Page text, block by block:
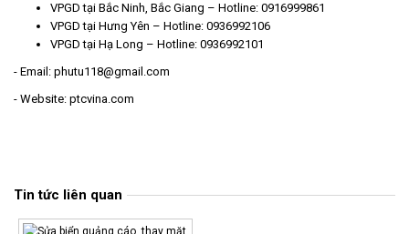
VPGD tại Bắc Ninh, Bắc Giang – Hotline: 0916999861
VPGD tại Hưng Yên – Hotline: 0936992106
VPGD tại Hạ Long – Hotline: 0936992101
- Email: phutu118@gmail.com
- Website: ptcvina.com
Tin tức liên quan